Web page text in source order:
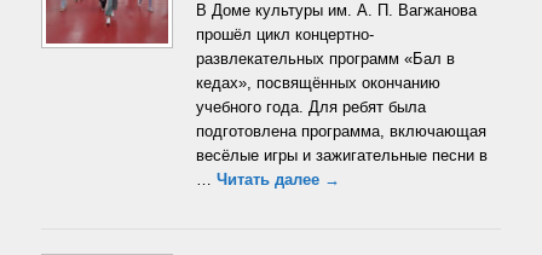
«Бал
в
кедах»
В Доме культуры им. А. П. Вагжанова
прошёл цикл концертно-
развлекательных программ «Бал в
кедах», посвящённых окончанию
учебного года. Для ребят была
подготовлена программа, включающая
весёлые игры и зажигательные песни в
… Читать далее →